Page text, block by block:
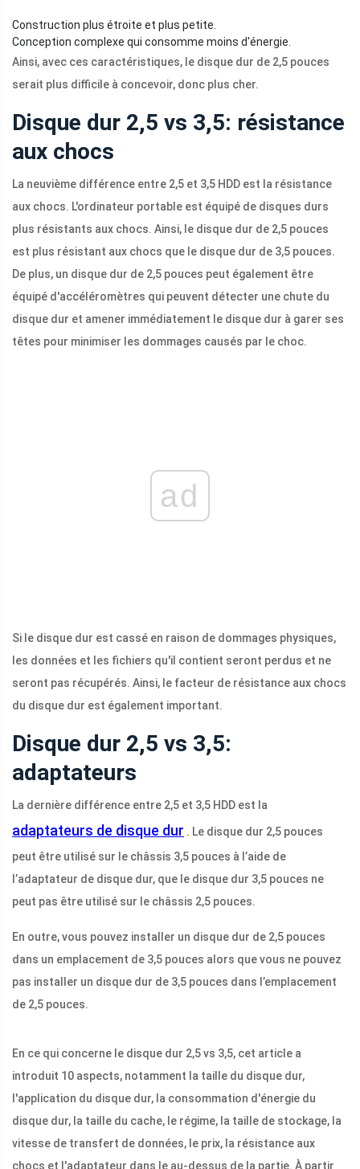
Construction plus étroite et plus petite.
Conception complexe qui consomme moins d'énergie.
Ainsi, avec ces caractéristiques, le disque dur de 2,5 pouces
serait plus difficile à concevoir, donc plus cher.
Disque dur 2,5 vs 3,5: résistance
aux chocs
La neuvième différence entre 2,5 et 3,5 HDD est la résistance
aux chocs. L'ordinateur portable est équipé de disques durs
plus résistants aux chocs. Ainsi, le disque dur de 2,5 pouces
est plus résistant aux chocs que le disque dur de 3,5 pouces.
De plus, un disque dur de 2,5 pouces peut également être
équipé d'accéléromètres qui peuvent détecter une chute du
disque dur et amener immédiatement le disque dur à garer ses
têtes pour minimiser les dommages causés par le choc.
ad
Si le disque dur est cassé en raison de dommages physiques,
les données et les fichiers qu'il contient seront perdus et ne
seront pas récupérés. Ainsi, le facteur de résistance aux chocs
du disque dur est également important.
Disque dur 2,5 vs 3,5:
adaptateurs
La dernière différence entre 2,5 et 3,5 HDD est la
adaptateurs de disque dur . Le disque dur 2,5 pouces
peut être utilisé sur le châssis 3,5 pouces à l’aide de
l’adaptateur de disque dur, que le disque dur 3,5 pouces ne
peut pas être utilisé sur le châssis 2,5 pouces.
En outre, vous pouvez installer un disque dur de 2,5 pouces
dans un emplacement de 3,5 pouces alors que vous ne pouvez
pas installer un disque dur de 3,5 pouces dans l’emplacement
de 2,5 pouces.
En ce qui concerne le disque dur 2,5 vs 3,5, cet article a
introduit 10 aspects, notamment la taille du disque dur,
l'application du disque dur, la consommation d'énergie du
disque dur, la taille du cache, le régime, la taille de stockage, la
vitesse de transfert de données, le prix, la résistance aux
chocs et l'adaptateur dans le au-dessus de la partie. À partir